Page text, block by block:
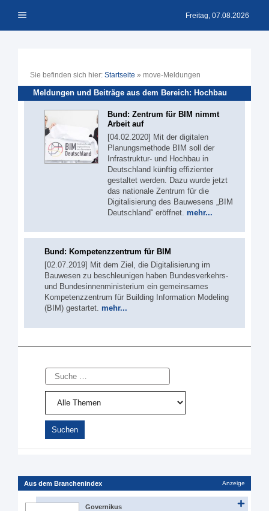
Inhalt Menü Freitag, 07.08.2026
Sie befinden sich hier: Startseite » move-Meldungen
Meldungen und Beiträge aus dem Bereich: Hochbau
Bund: Zentrum für BIM nimmt
Arbeit auf
[04.02.2020] Mit der digitalen
Planungsmethode BIM soll der
Infrastruktur- und Hochbau in
Deutschland künftig effizienter
gestaltet werden. Dazu wurde jetzt
das nationale Zentrum für die
Digitalisierung des Bauwesens „BIM
Deutschland“ eröffnet. mehr...
Bund: Kompetenzzentrum für BIM
[02.07.2019] Mit dem Ziel, die Digitalisierung im
Bauwesen zu beschleunigen haben Bundesverkehrs-
und Bundesinnenministerium ein gemeinsames
Kompetenzzentrum für Building Information Modeling
(BIM) gestartet. mehr...
Suche
Aus dem Branchenindex Anzeige
Governikus